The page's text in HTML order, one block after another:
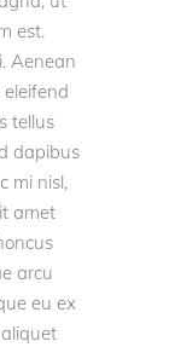
est.
Aenean
tellus
dapibus
mi nisl,
amet
arcu
eu ex